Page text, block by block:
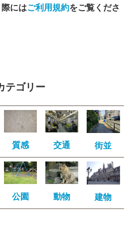
にはご利用規約をご覧くださ
テゴリー
質感 交通 街並
公園 動物 建物